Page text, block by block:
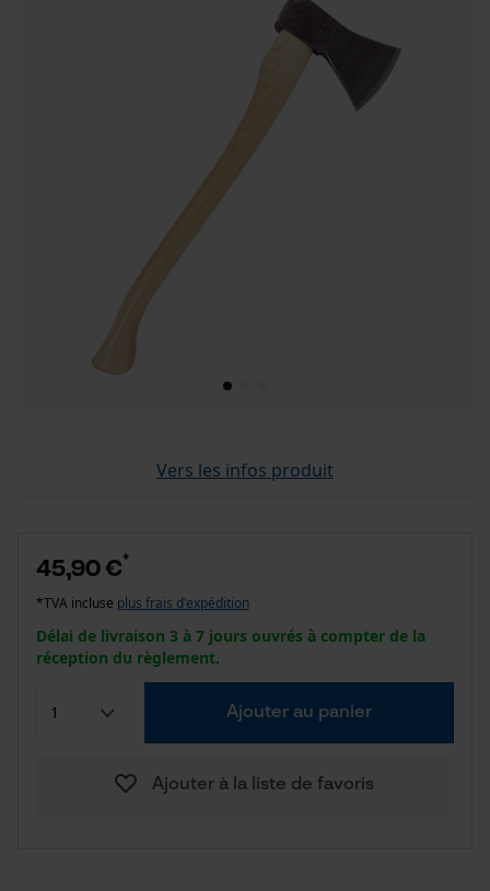
Vers les infos produit
45,90 €*
*TVA incluse plus frais d'expédition
Délai de livraison 3 à 7 jours ouvrés à compter de la
réception du règlement.
Ajouter au panier
Ajouter à la liste de favoris